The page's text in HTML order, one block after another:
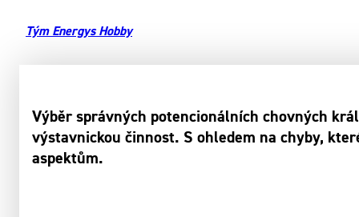
Tým Energys Hobby
Výběr správných potencionálních chovných
výstavnickou činnost. S ohledem na chyby,
aspektům.